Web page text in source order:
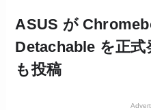
ASUS が
Detachable を正式
も投稿